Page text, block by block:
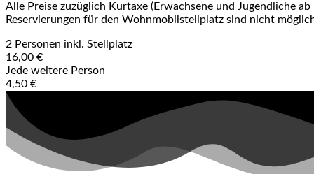
Alle Preise zuzüglich Kurtaxe (Erwachsene und Jugendliche
Reservierungen für den Wohnmobilstellplatz sind nicht
2 Personen inkl. Stellplatz
16,00 €
Jede weitere Person
4,50 €